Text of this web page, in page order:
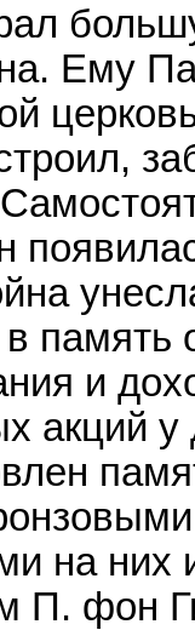
Ему
память
и
акций у
на них
П. фон